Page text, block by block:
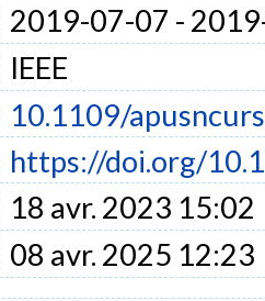
2019-07-07 -
IEEE
10.1109/
https://doi.org/
18 avr. 2023 15:02
08 avr. 2025 12:23